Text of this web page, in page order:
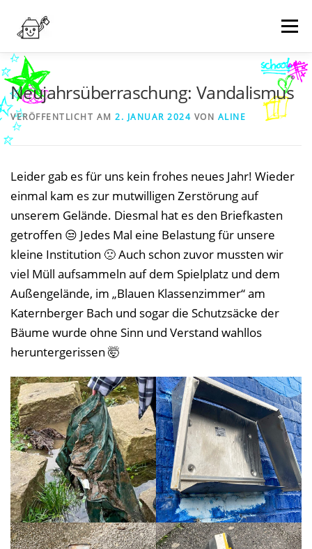
Inhalt
springen
Menü
NEWS
SPENDEN
Neujahrsüberraschung: Vandalismus
VERÖFFENTLICHT AM 2. JANUAR 2024 VON ALINE
Leider gab es für uns kein frohes neues Jahr! Wieder
einmal kam es zur mutwilligen Zerstörung auf
unserem Gelände. Diesmal hat es den Briefkasten
getroffen 😒 Jedes Mal eine Belastung für unsere
kleine Institution 🙁 Auch schon zuvor mussten wir
viel Müll aufsammeln auf dem Spielplatz und dem
Außengelände, im „Blauen Klassenzimmer“ am
Katernberger Bach und sogar die Schutzsäcke der
Bäume wurde ohne Sinn und Verstand wahllos
heruntergerissen 🤯